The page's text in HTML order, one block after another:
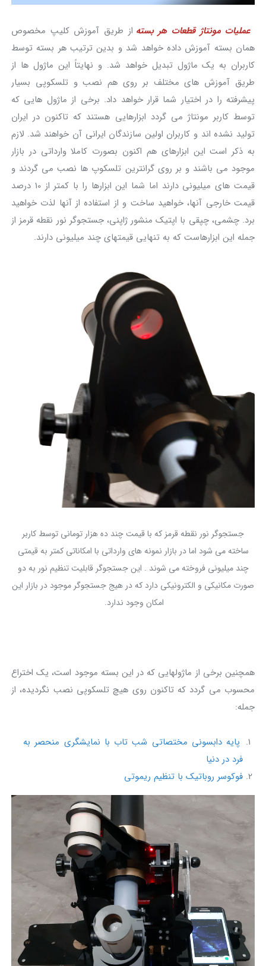
عملیات مونتاژ قطعات هر بسته از طریق آموزش کلیپ مخصوص
همان بسته آموزش داده خواهد شد و بدین ترتیب هر بسته توسط
کاربران به یک ماژول تبدیل خواهد شد. و نهایتاً این ماژول ها از
طریق آموزش های مختلف بر روی هم نصب و تلسکوپی بسیار
پیشرفته را در اختیار شما قرار خواهد داد. برخی از ماژول هایی که
توسط کاربر مونتاژ می گردد ابزارهایی هستند که تاکنون در ایران
تولید نشده اند و کاربران اولین سازندگان ایرانی آن خواهند شد. لازم
به ذکر است این ابزارهای هم اکنون بصورت کاملا وارداتی در بازار
موجود می باشند و بر روی گرانترین تلسکوپ ها نصب می گردند و
قیمت های میلیونی دارند اما شما این ابزارها را با کمتر از 10 درصد
قیمت خارجی آنها، خواهید ساخت و از استفاده از آنها لذت خواهید
برد. چشمی، چپقی با اپتیک منشور ژاپنی، جستجوگر نور نقطه قرمز از
جمله این ابزارهاست که به تنهایی قیمتهای چند میلیونی دارند.
جستجوگر نور نقطه قرمز که با قیمت چند ده هزار تومانی توسط کاربر
ساخته می شود اما در بازار نمونه های وارداتی با امکاناتی کمتر به قیمتی
چند میلیونی فروخته می شوند . این جستجوگر قابلیت تنظیم نور به دو
صورت مکانیکی و الکترونیکی دارد که در هیج جستجوگر موجود در بازار این
امکان وجود ندارد.
همچنین برخی از ماژولهایی که در این بسته موجود است، یک اختراع
محسوب می گردد که تاکنون روی هیچ تلسکوپی نصب نگردیده، از
جمله:
پایه دابسونی مختصاتی شب تاب با نمایشگری منحصر به
فرد در دنیا
فوکوسر روباتیک با تنظیم ریموتی